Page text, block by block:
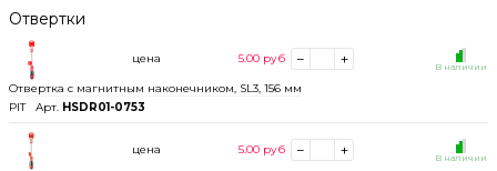
Отвертки
Отвертка с магнитным наконечником, SL3, 156 мм
PIT
Арт. HSDR01-0753
В наличии
цена 5.00 руб
В наличии
цена 5.00 руб